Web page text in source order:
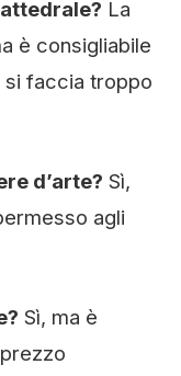
La
è consigliabile
si faccia troppo
d’arte? Sì,
agli
Sì, ma è